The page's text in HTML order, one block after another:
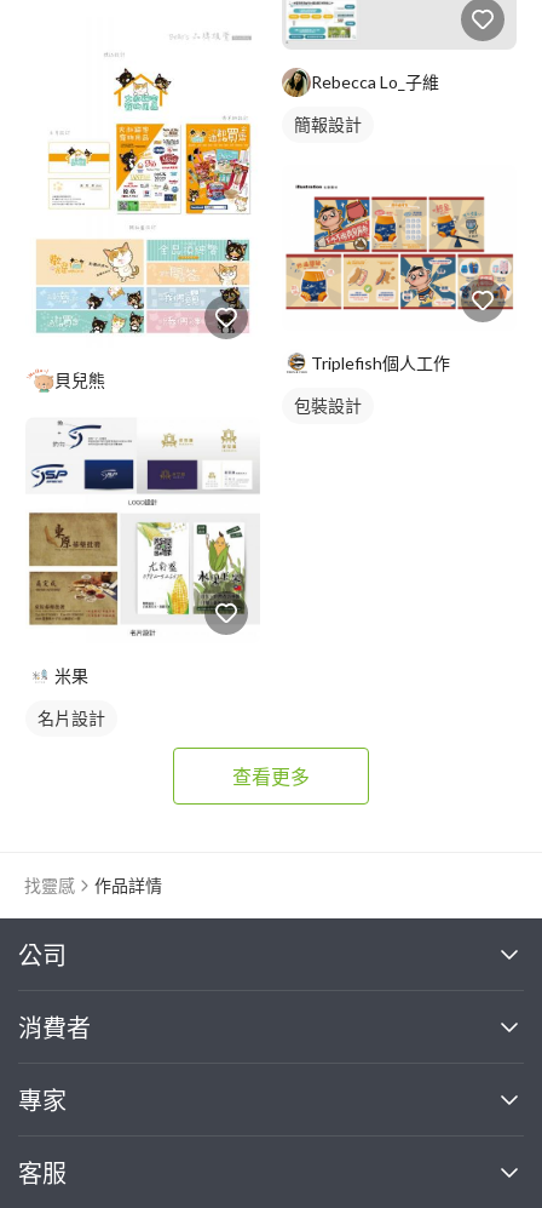
貝兒熊
米果
名片設計
Rebecca Lo_子維
簡報設計
Triplefish個人工作
包裝設計
查看更多
找靈感 作品詳情
公司
關於我們
部落格
加入我們
消費者
買服務
熱門服務
專家
案件中心
客服
繼續完成